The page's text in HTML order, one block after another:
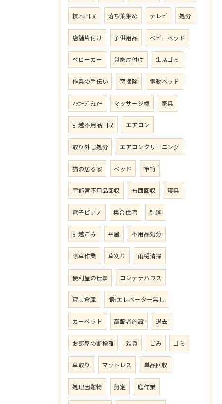
枝木回収 落ち葉集め テレビ 処分
店舗片付け 子供用品 ベビーベッド
ベビーカー 貸家片付け 生活ゴミ
作業の手伝い 窓掃除 電動ベッド
ﾏｯｻｰｼﾞﾁｪｱｰ マッサージ機 家具
引越不用品回収 エアコン
取り外し処分 エアコンクリーニング
猫の居る家 ベッド 箪笥
宇都宮不用品回収 布団回収 寝具
電子ピアノ 集合住宅 引越
引越ごみ 平屋 不用品処分
除草作業 草刈り 雨樋清掃
便利屋の仕事 コンテナハウス
貸し倉庫 4階エレベーター無し
カーペット 高齢者施設 退去
お部屋の断捨離 雑貨 ごみ ゴミ
草取り マットレス 単品回収
処理困難物 剪定 庭作業